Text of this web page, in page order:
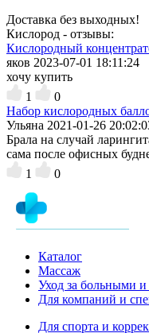
Доставка без выходных!
Кислород - отзывы:
Кислородный
яков 2023-07-01 18:11:24
хочу купить
1
0
Набор кислородных
Ульяна 2021-01-26
Брала на случай
сама после офисных
1
0
Каталог
Массаж
Уход за больными
Для компаний и
Для спорта и